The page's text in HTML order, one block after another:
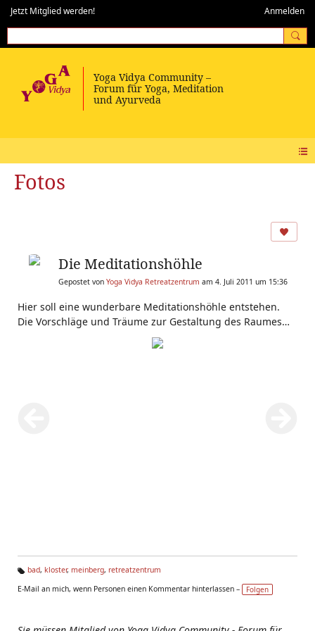
Jetzt Mitglied werden! Anmelden
Fotos
Die Meditationshöhle
Gepostet von Yoga Vidya Retreatzentrum am 4. Juli 2011 um 15:36
Hier soll eine wunderbare Meditationshöhle entstehen.
Die Vorschläge und Träume zur Gestaltung des Raumes
g
bad, kloster, meinberg, retreatzentrum
E-Mail an mich, wenn Personen einen Kommentar hinterlassen –
Folgen